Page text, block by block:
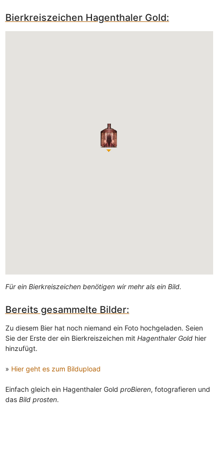
Bierkreiszeichen Hagenthaler Gold:
Für ein Bierkreiszeichen benötigen wir mehr als ein Bild.
Bereits gesammelte Bilder:
Zu diesem Bier hat noch niemand ein Foto hochgeladen. Seien
Sie der Erste der ein Bierkreiszeichen mit Hagenthaler Goldhier
hinzufügt.
» Hier geht es zum Bildupload
Einfach gleich ein Hagenthaler Gold proBieren, fotografieren und
das Bild prosten.